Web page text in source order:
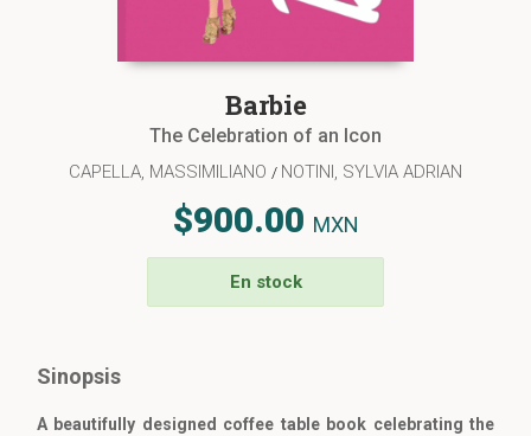
Barbie
The Celebration of an Icon
CAPELLA, MASSIMILIANO / NOTINI, SYLVIA ADRIAN
$900.00 MXN
En stock
Sinopsis
A beautifully designed coffee table book celebrating the